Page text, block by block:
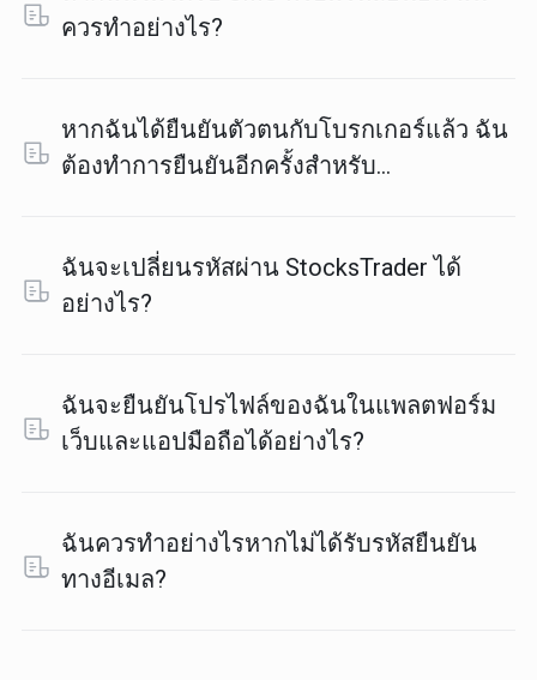
ควรทำอย่างไร?
หากฉันได้ยืนยันตัวตนกับโบรกเกอร์แล้ว ฉัน
ต้องทำการยืนยันอีกครั้งสำหรับ
ฉันจะเปลี่ยนรหัสผ่าน StocksTrader ได้
อย่างไร?
ฉันจะยืนยันโปรไฟล์ของฉันในแพลตฟอร์ม
เว็บและแอปมือถือได้อย่างไร?
ฉันควรทำอย่างไรหากไม่ได้รับรหัสยืนยัน
ทางอีเมล?